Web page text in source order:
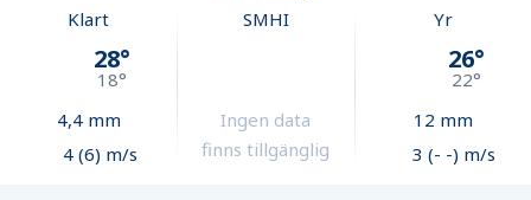
Klart
28°
18°
4,4mm
4 (6) m/s
SMHI
Ingen data
finns tillgänglig
Yr
26°
22°
12 mm
3 (- -) m/s